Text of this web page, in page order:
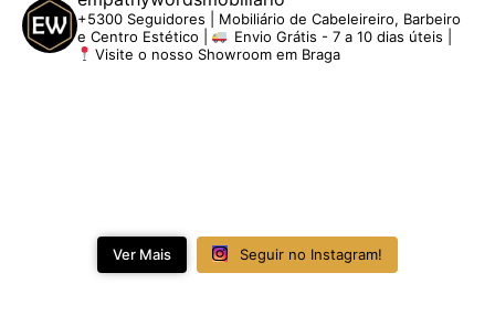
+5300 Seguidores | Mobiliário de Cabeleireiro, Barbeiro
e Centro Estético |
Envio Grátis - 7 a 10 dias úteis |
Visite o nosso Showroom em Braga
Ver Mais Seguir no Instagram!